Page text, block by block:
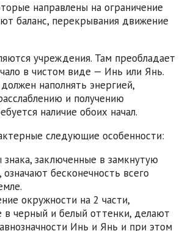
направлены на ограничение
баланс, перекрывания движение
учреждения. Там преобладает
в чистом виде — Инь или Янь.
наполнять энергией,
и получению
наличие обоих начал.
следующие особенности:
заключенные в замкнутую
бесконечность всего
окружности на 2 части,
в черный и белый оттенки, делают
Инь и Янь и при этом